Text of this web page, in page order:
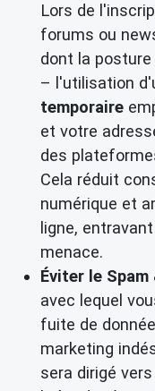
Lors de
forums ou
dont la
– l'utilisation
temporaire
et votre
des
Cela réduit
numérique et
ligne,
menace.
Éviter le
avec lequel
fuite de
marketing
sera dirigé